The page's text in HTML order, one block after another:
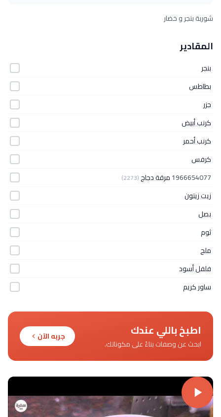
شوربة بنجر و خضار
المقادير
بنجر
بطاطس
جزر
كرنب أبيض
كرنب أحمر
كرفس
1966654077مرقة دجاج(2273)
زيت زيتون
بصل
ثوم
ملح
فلفل أسود
ساور كريم
اطبخ باللي عندك
ابحث عن وصفات بناءً على مكوناتك.
جربه الآن